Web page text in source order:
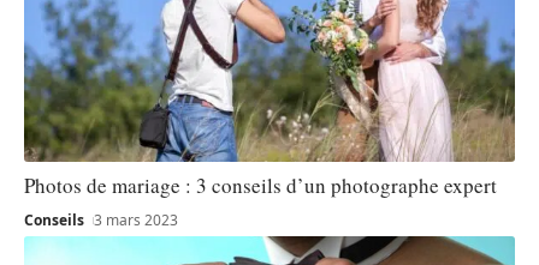
Photos de mariage : 3 conseils d’un photographe expert
Conseils 3 mars 2023